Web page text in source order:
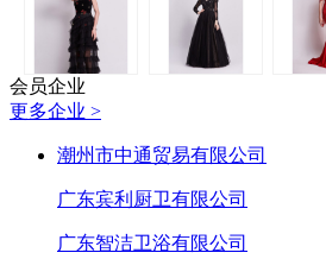
会员企业
更多企业 >
潮州市中通贸易有限公司
广东宾利厨卫有限公司
广东智洁卫浴有限公司